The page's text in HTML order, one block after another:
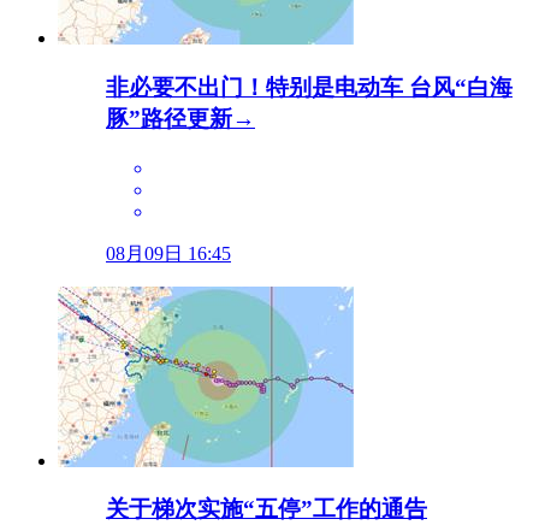
非必要不出门！特别是电动车 台风“白海
豚”路径更新→
08月09日 16:45
关于梯次实施“五停”工作的通告